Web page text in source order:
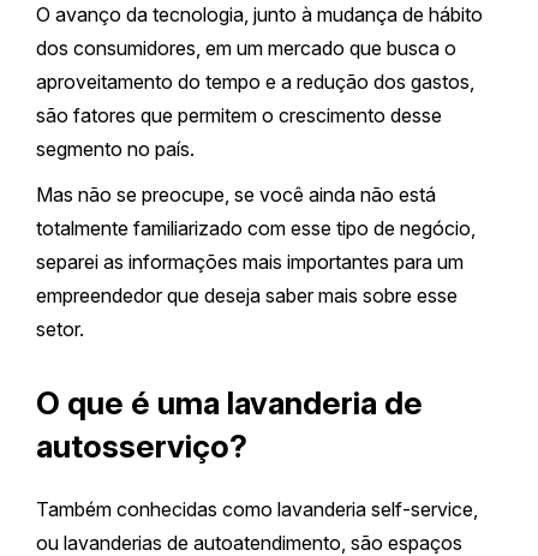
O avanço da tecnologia, junto à mudança de hábito
dos consumidores, em um mercado que busca o
aproveitamento do tempo e a redução dos gastos,
são fatores que permitem o crescimento desse
segmento no país.
Mas não se preocupe, se você ainda não está
totalmente familiarizado com esse tipo de negócio,
separei as informações mais importantes para um
empreendedor que deseja saber mais sobre esse
setor.
O que é uma lavanderia de
autosserviço?
Também conhecidas como lavanderia self-service,
ou lavanderias de autoatendimento, são espaços